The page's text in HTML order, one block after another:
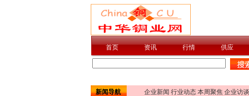
新闻导航 企业新闻 行业动态 本周聚焦 企业访谈